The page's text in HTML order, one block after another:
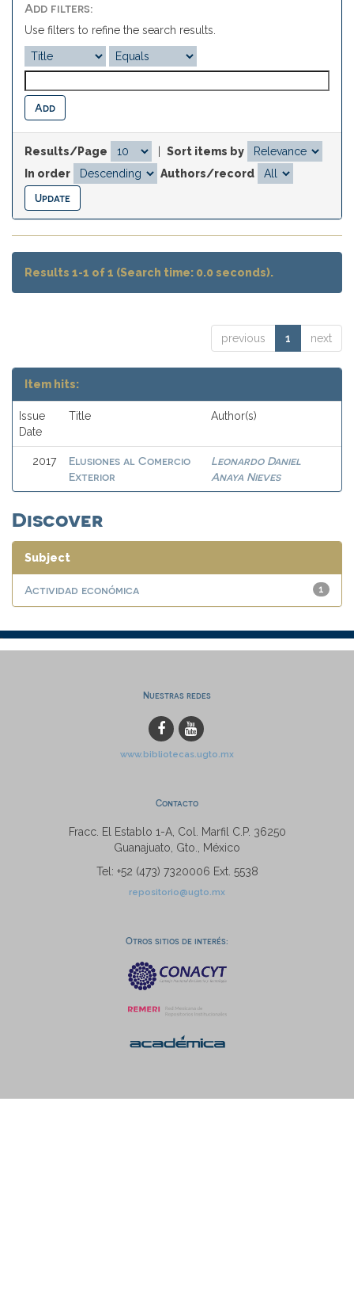
Add filters:
Use filters to refine the search results.
Results/Page
Sort items by
In order
Authors/record
Results 1-1 of 1 (Search time: 0.0 seconds).
previous 1 next
Item hits:
Issue
Date
Title Author(s)
2017
Elusiones al Comercio
Exterior
Leonardo Daniel
Anaya Nieves
Discover
Subject
1
Actividad económica
Nuestras redes
www.bibliotecas.ugto.mx
Contacto
Fracc. El Establo 1-A, Col. Marfil C.P. 36250
Guanajuato, Gto., México
Tel: +52 (473) 7320006 Ext. 5538
repositorio@ugto.mx
Otros sitios de interés: